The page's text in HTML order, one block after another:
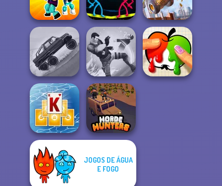
Noob vs Pro
Challenge
Stick Duel:
Medieval Wars
Construction
Ramp Jumping
Hill Climbing
Mania
Gang Brawlers
Tripeaks Solitaire
Holiday
JOGOS DE ÁGUA
E FOGO